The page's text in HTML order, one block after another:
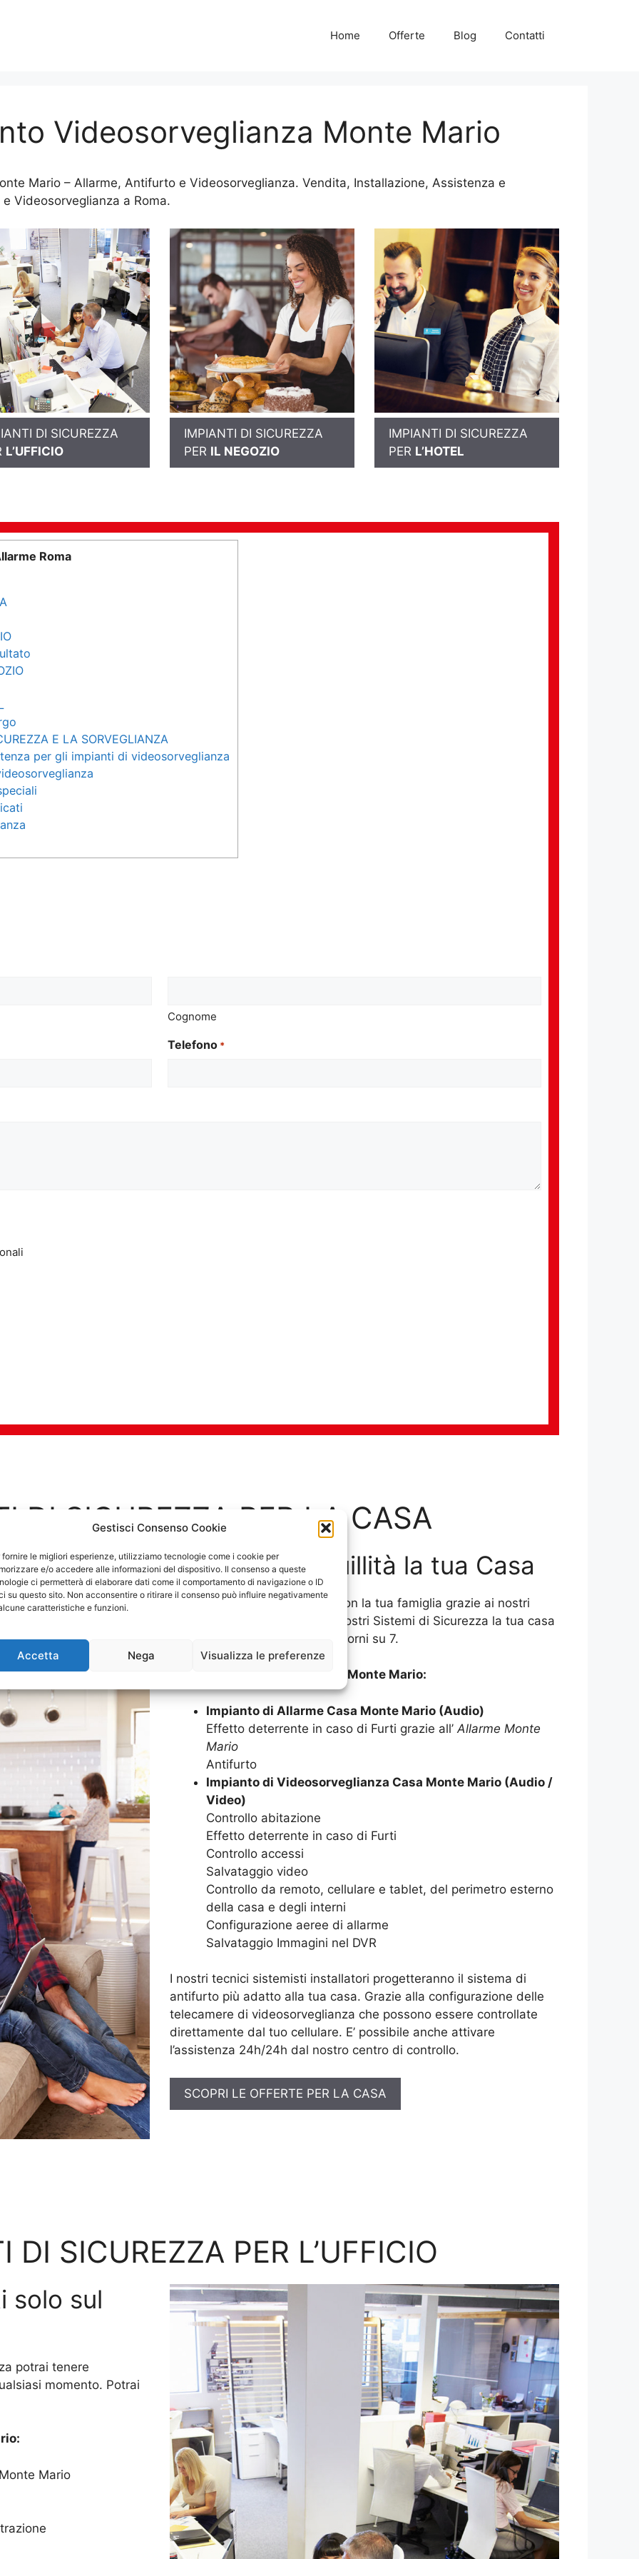
Gestisci Consenso Cookie
fornire le migliori esperienze, utilizziamo tecnologie come i cookie per
e/o accedere alle informazioni del dispositivo. Il consenso a queste
ci permetterà di elaborare dati come il comportamento di navigazione o ID
su questo sito. Non acconsentire o ritirare il consenso può influire negativamente
caratteristiche e funzioni.
Accetta Nega Visualizza le preferenze
Home Offerte Blog Contatti
Videosorveglianza Monte Mario
Mario – Allarme, Antifurto e Videosorveglianza. Vendita, Installazione, Assistenza e
e Videosorveglianza a Roma.
DI SICUREZZA
L’UFFICIO
IMPIANTI DI SICUREZZA
PER IL NEGOZIO
IMPIANTI DI SICUREZZA
PER L’HOTEL
Roma
E LA SORVEGLIANZA
per gli impianti di videosorveglianza
Cognome
Telefono *
DI SICUREZZA PER LA CASA
Goditi in tranquillità la tua Casa
Goditi in serenità la tua casa con la tua famiglia grazie ai nostri
Impianti di Allarme. Grazie ai nostri Sistemi di Sicurezza la tua casa
sarà protetta 24 ore su 24, 7 giorni su 7.
SISTEMI DI SICUREZZA CASA Monte Mario:
Impianto di Allarme Casa Monte Mario (Audio)
Effetto deterrente in caso di Furti grazie all’Allarme Monte
Mario
Antifurto
Impianto di Videosorveglianza Casa Monte Mario (Audio /
Video)
Controllo abitazione
Effetto deterrente in caso di Furti
Controllo accessi
Salvataggio video
Controllo da remoto, cellulare e tablet, del perimetro esterno
della casa e degli interni
Configurazione aeree di allarme
Salvataggio Immagini nel DVR
I nostri tecnici sistemisti installatori progetteranno il sistema di
antifurto più adatto alla tua casa. Grazie alla configurazione delle
telecamere di videosorveglianza che possono essere controllate
direttamente dal tuo cellulare. E’ possibile anche attivare
l’assistenza 24h/24h dal nostro centro di controllo.
SCOPRI LE OFFERTE PER LA CASA
DI SICUREZZA PER L’UFFICIO
solo sul
potrai tenere
momento. Potrai
Mario